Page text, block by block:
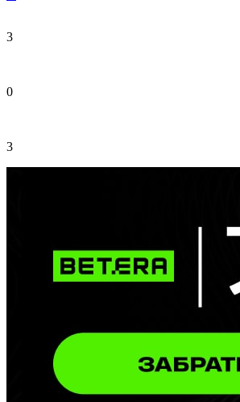
3
0
3